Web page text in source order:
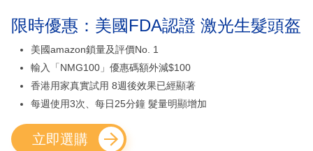
限時優惠：美國FDA認證 激光生髮頭盔
美國amazon鎖量及評價No. 1
輸入「NMG100」優惠碼額外減$100
香港用家真實試用 8週後效果已經顯著
每週使用3次、每日25分鐘 髮量明顯增加
立即選購